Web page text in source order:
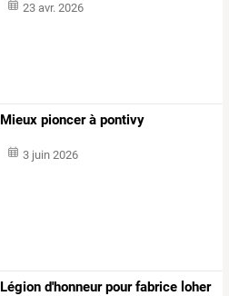
23 avr. 2026
Mieux pioncer à pontivy
3 juin 2026
Légion d'honneur pour fabrice loher